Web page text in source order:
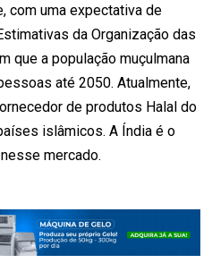
com uma expectativa de
da Organização das
que a população muçulmana
até 2050. Atualmente,
de produtos Halal do
islâmicos. A Índia é o
mercado.